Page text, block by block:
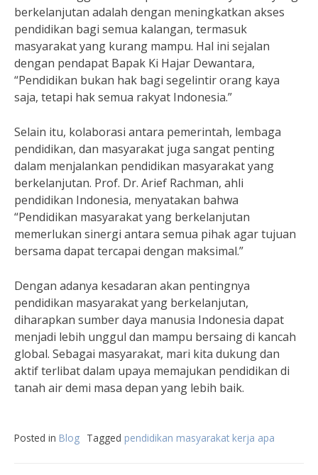
berkelanjutan adalah dengan meningkatkan akses
pendidikan bagi semua kalangan, termasuk
masyarakat yang kurang mampu. Hal ini sejalan
dengan pendapat Bapak Ki Hajar Dewantara,
“Pendidikan bukan hak bagi segelintir orang kaya
saja, tetapi hak semua rakyat Indonesia.”
Selain itu, kolaborasi antara pemerintah, lembaga
pendidikan, dan masyarakat juga sangat penting
dalam menjalankan pendidikan masyarakat yang
berkelanjutan. Prof. Dr. Arief Rachman, ahli
pendidikan Indonesia, menyatakan bahwa
“Pendidikan masyarakat yang berkelanjutan
memerlukan sinergi antara semua pihak agar tujuan
bersama dapat tercapai dengan maksimal.”
Dengan adanya kesadaran akan pentingnya
pendidikan masyarakat yang berkelanjutan,
diharapkan sumber daya manusia Indonesia dapat
menjadi lebih unggul dan mampu bersaing di kancah
global. Sebagai masyarakat, mari kita dukung dan
aktif terlibat dalam upaya memajukan pendidikan di
tanah air demi masa depan yang lebih baik.
Posted in Blog Tagged pendidikan masyarakat kerja apa